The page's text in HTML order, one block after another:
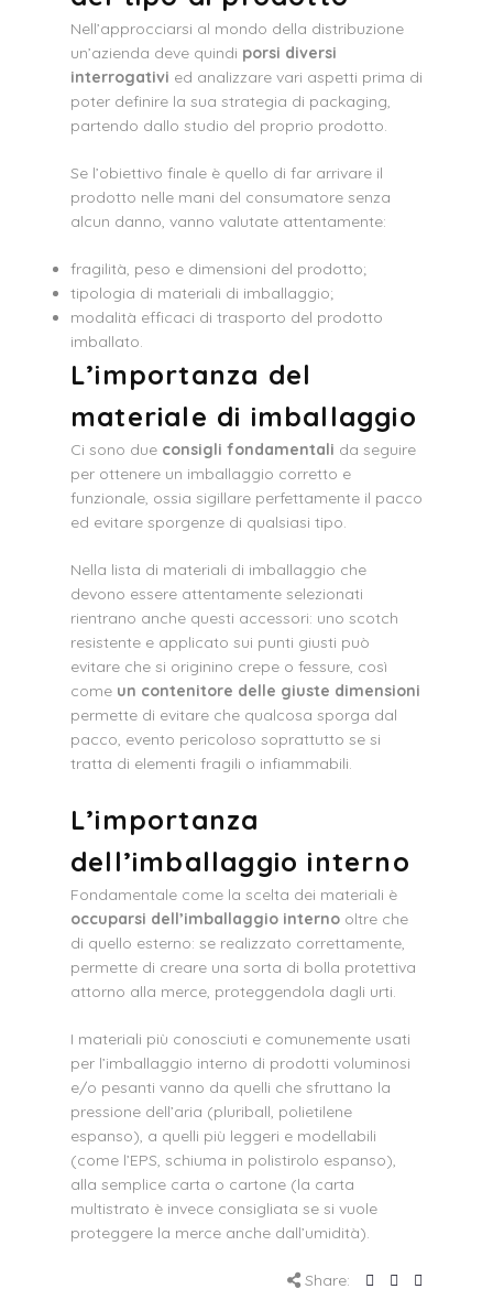
Nell’approcciarsi al mondo della distribuzione
un’azienda deve quindi porsi diversi
interrogativi ed analizzare vari aspetti prima di
poter definire la sua strategia di packaging,
partendo dallo studio del proprio prodotto.
Se l’obiettivo finale è quello di far arrivare il
prodotto nelle mani del consumatore senza
alcun danno, vanno valutate attentamente:
fragilità, peso e dimensioni del prodotto;
tipologia di materiali di imballaggio;
modalità efficaci di trasporto del prodotto
imballato.
L’importanza del
materiale di imballaggio
Ci sono due consigli fondamentali da seguire
per ottenere un imballaggio corretto e
funzionale, ossia sigillare perfettamente il pacco
ed evitare sporgenze di qualsiasi tipo.
Nella lista di materiali di imballaggio che
devono essere attentamente selezionati
rientrano anche questi accessori: uno scotch
resistente e applicato sui punti giusti può
evitare che si originino crepe o fessure, così
come un contenitore delle giuste dimensioni
permette di evitare che qualcosa sporga dal
pacco, evento pericoloso soprattutto se si
tratta di elementi fragili o infiammabili.
L’importanza
dell’imballaggio interno
Fondamentale come la scelta dei materiali è
occuparsi dell’imballaggio interno oltre che
di quello esterno: se realizzato correttamente,
permette di creare una sorta di bolla protettiva
attorno alla merce, proteggendola dagli urti.
I materiali più conosciuti e comunemente usati
per l’imballaggio interno di prodotti voluminosi
e/o pesanti vanno da quelli che sfruttano la
pressione dell’aria (pluriball, polietilene
espanso), a quelli più leggeri e modellabili
(come l’EPS, schiuma in polistirolo espanso),
alla semplice carta o cartone (la carta
multistrato è invece consigliata se si vuole
proteggere la merce anche dall’umidità).
Share: